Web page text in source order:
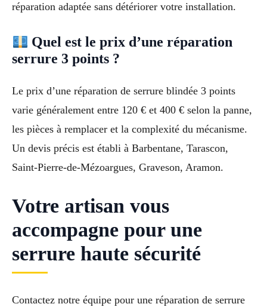
réparation adaptée sans détériorer votre installation.
Quel est le prix d’une réparation
serrure 3 points ?
Le prix d’une réparation de serrure blindée 3 points
varie généralement entre 120 € et 400 € selon la panne,
les pièces à remplacer et la complexité du mécanisme.
Un devis précis est établi à Barbentane, Tarascon,
Saint-Pierre-de-Mézoargues, Graveson, Aramon.
Votre artisan vous
accompagne pour une
serrure haute sécurité
Contactez notre équipe pour une réparation de serrure